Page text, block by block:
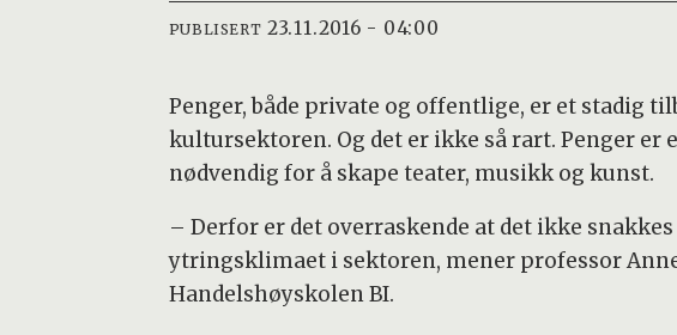
PUBLISERT 23.11.2016 - 04:00
Penger, både private og offentlige, er et stadig
kultursektoren. Og det er ikke så rart. Penger
nødvendig for å skape teater, musikk og kunst.
– Derfor er det overraskende at det ikke
ytringsklimaet i sektoren, mener professor
Handelshøyskolen BI.